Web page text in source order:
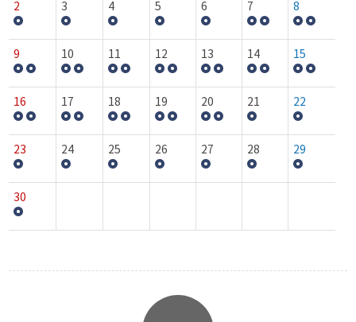
2 3 4 5 6 7 8
9 10 11 12 13 14 15
16 17 18 19 20 21 22
23 24 25 26 27 28 29
30